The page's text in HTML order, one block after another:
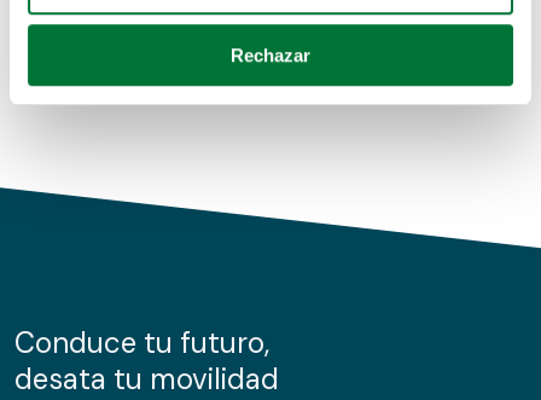
para buscar características específicas (huellas
Obtenga más información sobre cómo se procesan sus
de cookies.
información sobre el uso que haga del sitio web con
nuestros partners de redes sociales, publicidad y análisis
Rechazar
Conduce tu futuro,
desata tu movilidad